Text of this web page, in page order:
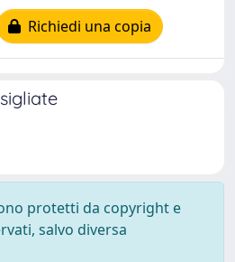
Richiedi una copia
protetti da copyright e
salvo diversa